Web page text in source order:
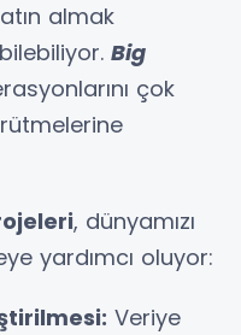
almak
Big
çok
, dünyamızı
yardımcı oluyor:
Veriye